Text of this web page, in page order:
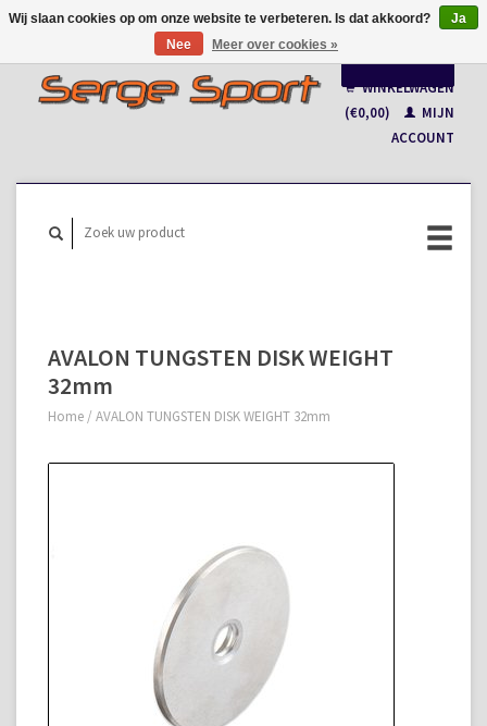
Français
WINKELWAGEN
(€0,00)
MIJN
ACCOUNT
AVALON TUNGSTEN DISK WEIGHT
32mm
Home / AVALON TUNGSTEN DISK WEIGHT 32mm
Wij slaan cookies op om onze website te verbeteren. Is dat akkoord?
Ja
Nee
Meer over cookies »